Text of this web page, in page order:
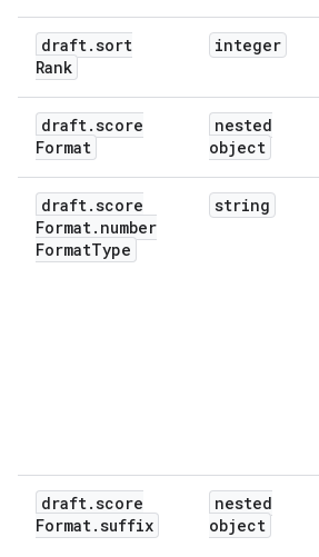
        {
"kind":
          "locale":
string
          "value":
        }
      ]
    },
    "iconUrl":
string
,
    "sortRank":
integer
    "scoreFormat": {
      "numberFormatType":
      "suffix": {
"kind":
"kind":
        },
        "one": {
"kind":
          "translations": [
draft.sort
Rank
integer
draft.score
Format
nested
object
draft.score
Format. number
FormatType
string
draft.score
Format.suffix
nested
object